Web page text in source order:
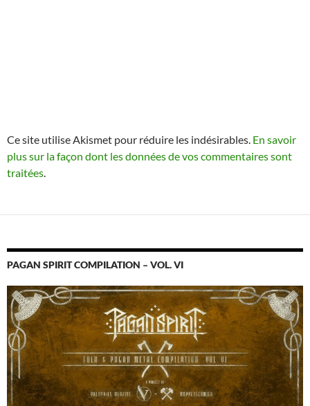
Ce site utilise Akismet pour réduire les indésirables. En savoir
plus sur la façon dont les données de vos commentaires sont
traitées.
PAGAN SPIRIT COMPILATION – VOL. VI